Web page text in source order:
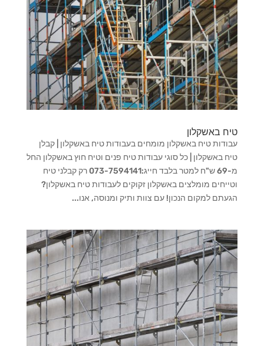
טיח באשקלון
עבודות טיח באשקלון מומחים בעבודות טיח באשקלון | קבלן
טיח באשקלון | כל סוגי עבודות טיח פנים וטיח חוץ באשקלון החל
מ-69 ש"ח למטר בלבד חייג:073-7594141 רק קבלני טיח
וטייחים מומלצים באשקלון זקוקים לעבודות טיח באשקלון?
הגעתם למקום הנכון! עם צוות ותיק ומנוסה, אנו...